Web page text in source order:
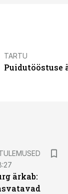
TARTU
Puidutööstuse
ärkab: